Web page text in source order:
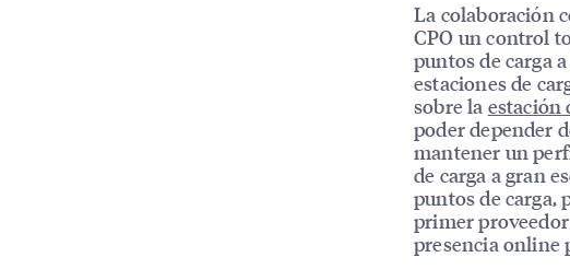
La colaboración
CPO un control
puntos de carga
estaciones de
sobre la estación
poder depender
mantener un
de carga a gran
puntos de carga,
primer
presencia online